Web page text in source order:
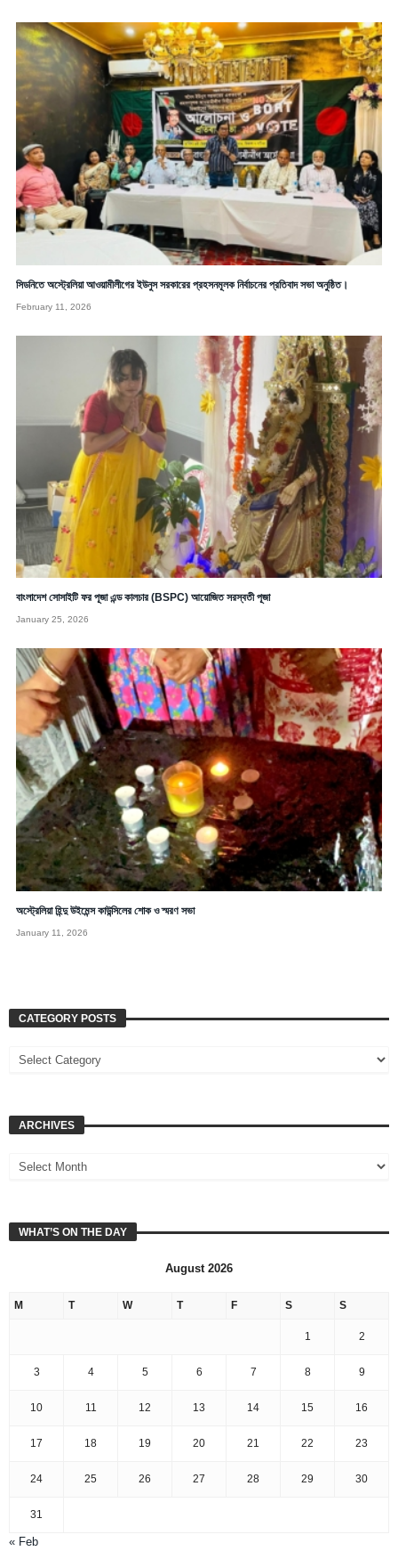
সিডনিতে অস্ট্রেলিয়া আওয়ামীলীগের ইউনুস সরকারের প্রহসনমূলক নির্বাচনের প্রতিবাদ সভা অনুষ্ঠিত।
February 11, 2026
বাংলাদেশ সোসাইটি ফর পূজা এন্ড কালচার (BSPC) আয়োজিত সরস্বতী পূজা
January 25, 2026
অস্ট্রেলিয়া হিন্দু উইমেন্স কাউন্সিলের শোক ও স্মরণ সভা
January 11, 2026
CATEGORY POSTS
ARCHIVES
WHAT’S ON THE DAY
August 2026
M T W T F S S
1 2
3 4 5 6 7 8 9
10 11 12 13 14 15 16
17 18 19 20 21 22 23
24 25 26 27 28 29 30
31
« Feb